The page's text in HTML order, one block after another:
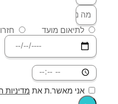
לתיאום מועד
אני מאשר.ת את מדיניות